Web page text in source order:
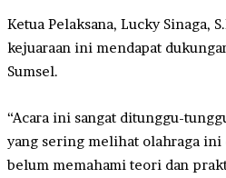
Ketua Pelaksana, Lucky Sinaga,
kejuaraan ini mendapat
Sumsel.
“Acara ini sangat ditunggu-
yang sering melihat olahraga ini
belum memahami teori dan